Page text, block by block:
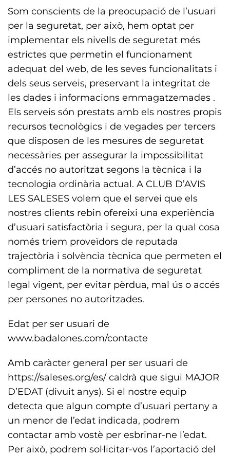
Som conscients de la preocupació de l’usuari
per la seguretat, per això, hem optat per
implementar els nivells de seguretat més
estrictes que permetin el funcionament
adequat del web, de les seves funcionalitats i
dels seus serveis, preservant la integritat de
les dades i informacions emmagatzemades .
Els serveis són prestats amb els nostres propis
recursos tecnològics i de vegades per tercers
que disposen de les mesures de seguretat
necessàries per assegurar la impossibilitat
d’accés no autoritzat segons la tècnica i la
tecnologia ordinària actual. A CLUB D’AVIS
LES SALESES volem que el servei que els
nostres clients rebin ofereixi una experiència
d’usuari satisfactòria i segura, per la qual cosa
només triem proveïdors de reputada
trajectòria i solvència tècnica que permeten el
compliment de la normativa de seguretat
legal vigent, per evitar pèrdua, mal ús o accés
per persones no autoritzades.
Edat per ser usuari de
www.badalones.com/contacte
Amb caràcter general per ser usuari de
https://saleses.org/es/ caldrà que sigui MAJOR
D’EDAT (divuit anys). Si el nostre equip
detecta que algun compte d’usuari pertany a
un menor de l’edat indicada, podrem
contactar amb vostè per esbrinar-ne l’edat.
Per això, podrem sol·licitar-vos l’aportació del